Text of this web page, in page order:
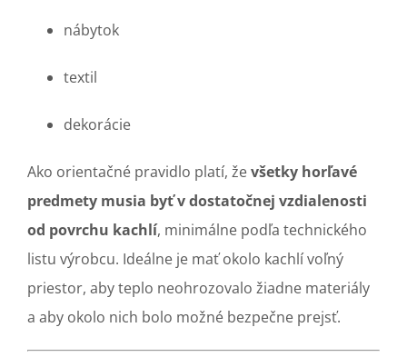
nábytok
textil
dekorácie
Ako orientačné pravidlo platí, ževšetky horľavé
predmety musia byť v dostatočnej vzdialenosti
od povrchu kachlí, minimálne podľa technického
listu výrobcu. Ideálne je mať okolo kachlí voľný
priestor, aby teplo neohrozovalo žiadne materiály
a aby okolo nich bolo možné bezpečne prejsť.